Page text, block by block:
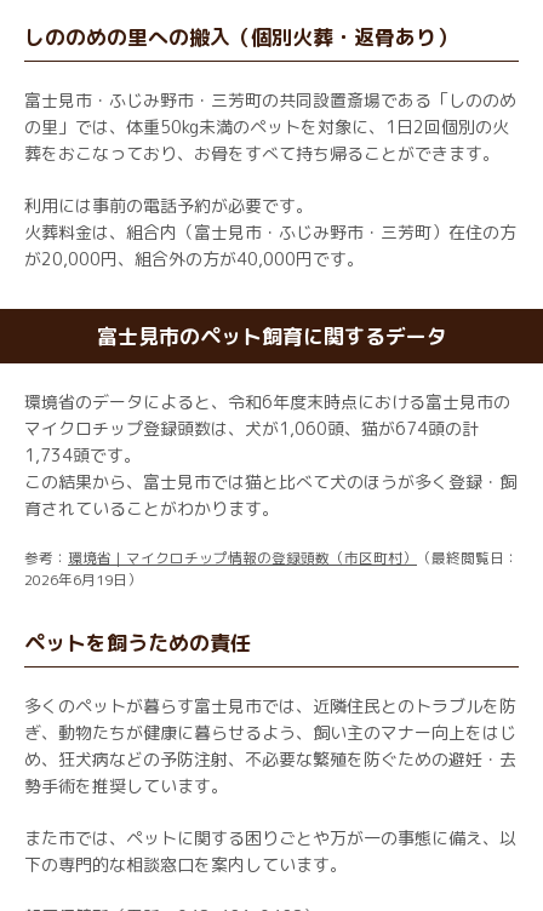
しののめの里への搬入（個別火葬・返骨あり）
富士見市・ふじみ野市・三芳町の共同設置斎場である「しののめ
の里」では、体重50kg未満のペットを対象に、1日2回個別の火
葬をおこなっており、お骨をすべて持ち帰ることができます。
利用には事前の電話予約が必要です。
火葬料金は、組合内（富士見市・ふじみ野市・三芳町）在住の方
が20,000円、組合外の方が40,000円です。
富士見市のペット飼育に関するデータ
環境省のデータによると、令和6年度末時点における富士見市の
マイクロチップ登録頭数は、犬が1,060頭、猫が674頭の計
1,734頭です。
この結果から、富士見市では猫と比べて犬のほうが多く登録・飼
育されていることがわかります。
参考： 環境省｜マイクロチップ情報の登録頭数（市区町村）
（最終閲覧日：
2026年6月19日）
ペットを飼うための責任
多くのペットが暮らす富士見市では、近隣住民とのトラブルを防
ぎ、動物たちが健康に暮らせるよう、飼い主のマナー向上をはじ
め、狂犬病などの予防注射、不必要な繁殖を防ぐための避妊・去
勢手術を推奨しています。
また市では、ペットに関する困りごとや万が一の事態に備え、以
下の専門的な相談窓口を案内しています。